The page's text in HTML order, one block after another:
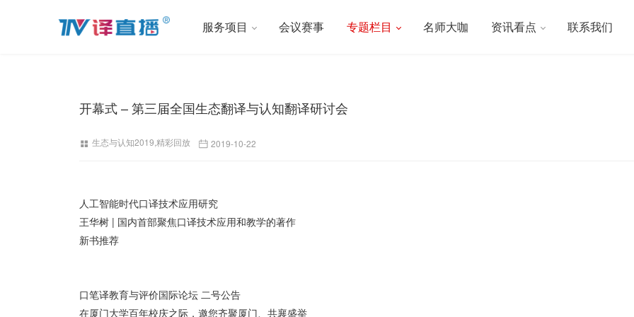
服务项目 会议赛事 专题栏目 名师大咖 资讯看点 联系我们
开幕式 – 第三届全国生态翻译与认知翻译研讨会
生态与认知2019 精彩回放 2019-10-22
人工智能时代口译技术应用研究
王华树 | 国内首部聚焦口译技术应用和教学的著作
新书推荐
口笔译教育与评价国际论坛 二号公告
在厦门大学百年校庆之际，邀您齐聚厦门、共襄盛举